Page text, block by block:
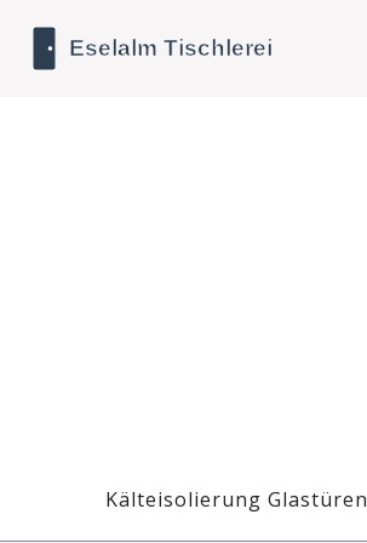
Kälteisolierung Glastüren